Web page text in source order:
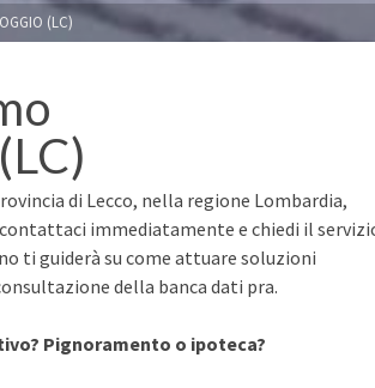
(LC)
di Lecco, nella regione Lombardia,
immediatamente e chiedi il
ti guiderà su come attuare soluzioni
della banca dati pra.
Pignoramento o ipoteca?